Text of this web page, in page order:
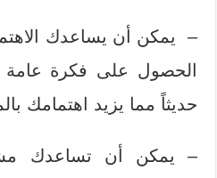
– يمكن أن يساعدك
الحصول على فكرة عامة
حديثاً مما يزيد اهتمامك
– يمكن أن تساعدك